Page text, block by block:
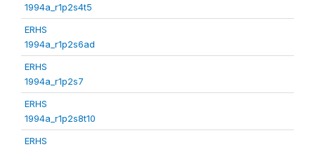
1994a_r1p2s4t5
ERHS
1994a_r1p2s6ad
ERHS
1994a_r1p2s7
ERHS
1994a_r1p2s8t10
ERHS